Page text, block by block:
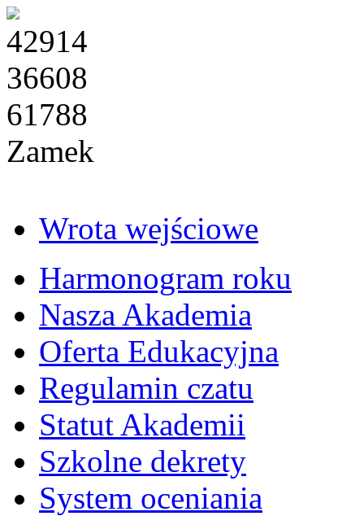
42914
36608
61788
Zamek
Wrota wejściowe
Harmonogram roku
Nasza Akademia
Oferta Edukacyjna
Regulamin czatu
Statut Akademii
Szkolne dekrety
System oceniania